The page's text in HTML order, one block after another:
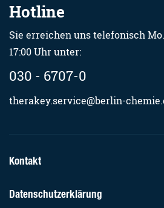
Hotline
Sie erreichen uns telefonisch
17:00 Uhr unter:
030 - 6707-0
therakey.service@berlin-
Kontakt
Datenschutzerklärung